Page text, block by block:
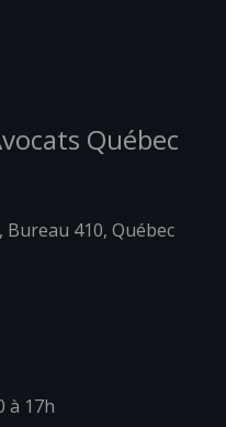
Québec
Bureau 410, Québec
à 17h